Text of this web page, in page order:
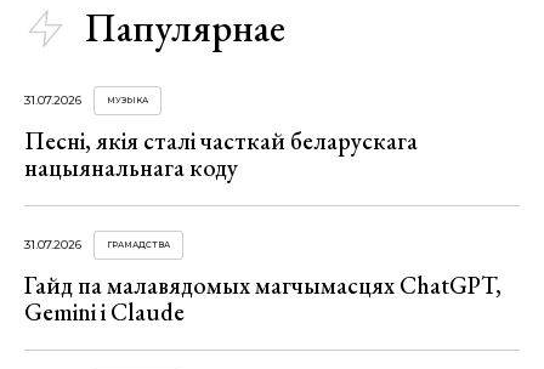
Папулярнае
31.07.2026 МУЗЫКА
Песні, якія сталі часткай беларускага
нацыянальнага коду
31.07.2026 ГРАМАДСТВА
Гайд па малавядомых магчымасцях ChatGPT,
Gemini і Claude